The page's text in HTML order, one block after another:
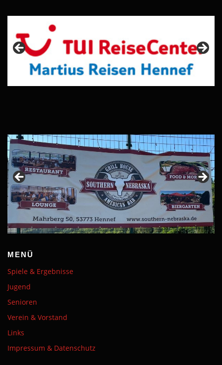
MENÜ
Spiele & Ergebnisse
Jugend
Senioren
Verein & Vorstand
Links
Impressum & Datenschutz